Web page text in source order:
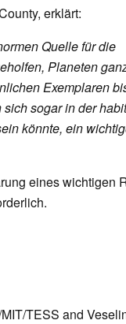
erklärt:
Quelle für die
Planeten
Exemplaren
sogar in der
könnte, ein
eines wichtigen
TESS and